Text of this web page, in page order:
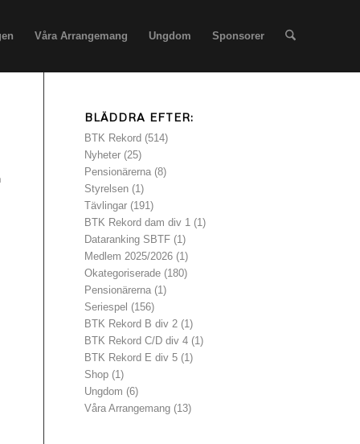
Våra Arrangemang Ungdom Sponsorer
BLÄDDRA EFTER:
BTK Rekord (514)
Nyheter (25)
Pensionärerna (8)
Styrelsen (1)
Tävlingar (191)
BTK Rekord dam div 1 (1)
Dataranking SBTF (1)
Medlem 2025/2026 (1)
Okategoriserade (180)
Pensionärerna (1)
Seriespel (156)
BTK Rekord B div 2 (1)
BTK Rekord C/D div 4 (1)
BTK Rekord E div 5 (1)
Shop (1)
Ungdom (6)
Våra Arrangemang (13)